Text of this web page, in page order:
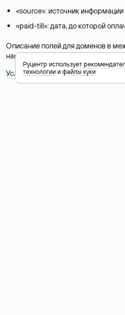
«source»: источник информации
«paid-till»: дата, до которой
Описание полей для доменов в
национальных доменах
Условия использования Whois-
Руцентр использует
технологииифайлы куки